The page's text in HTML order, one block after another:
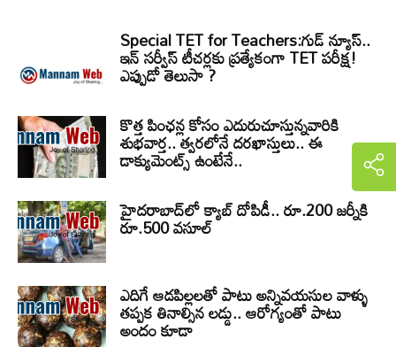
Special TET for Teachers:గుడ్ న్యూస్..
ఇన్ సర్వీస్ టీచర్లకు ప్రత్యేకంగా TET పరీక్ష!
ఎప్పుడో తెలుసా ?
కొత్త పింఛన్ల కోసం ఎదురుచూస్తున్నవారికి
శుభవార్త.. త్వరలోనే దరఖాస్తులు.. ఈ
డాక్యుమెంట్స్ ఉంటేనే..
హైదరాబాద్‌లో క్యాబ్‌ దోపిడీ.. రూ.200 జర్నీకి
రూ.500 వసూల్
ఎదిగే ఆడపిల్లలతో పాటు అన్నివయసుల వాళ్ళు
తప్పక తినాల్సిన లడ్డు.. ఆరోగ్యంతో పాటు
అందం కూడా